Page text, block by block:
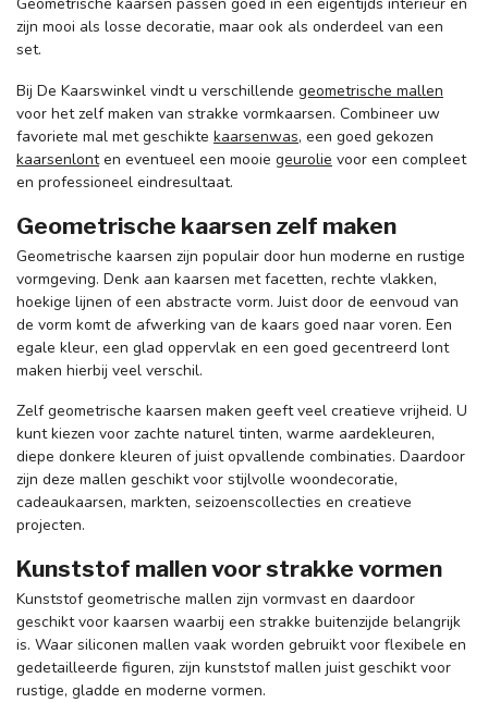
zijn mooi als losse decoratie, maar ook als onderdeel van een
set.
Bij De Kaarswinkel vindt u verschillende geometrische mallen
voor het zelf maken van strakke vormkaarsen. Combineer uw
favoriete mal met geschikte kaarsenwas, een goed gekozen
kaarsenlonten eventueel een mooie geurolie voor een compleet
en professioneel eindresultaat.
Geometrische kaarsen zelf maken
Geometrische kaarsen zijn populair door hun moderne en rustige
vormgeving. Denk aan kaarsen met facetten, rechte vlakken,
hoekige lijnen of een abstracte vorm. Juist door de eenvoud van
de vorm komt de afwerking van de kaars goed naar voren. Een
egale kleur, een glad oppervlak en een goed gecentreerd lont
maken hierbij veel verschil.
Zelf geometrische kaarsen maken geeft veel creatieve vrijheid. U
kunt kiezen voor zachte naturel tinten, warme aardekleuren,
diepe donkere kleuren of juist opvallende combinaties. Daardoor
zijn deze mallen geschikt voor stijlvolle woondecoratie,
cadeaukaarsen, markten, seizoenscollecties en creatieve
projecten.
Kunststof mallen voor strakke vormen
Kunststof geometrische mallen zijn vormvast en daardoor
geschikt voor kaarsen waarbij een strakke buitenzijde belangrijk
is. Waar siliconen mallen vaak worden gebruikt voor flexibele en
gedetailleerde figuren, zijn kunststof mallen juist geschikt voor
rustige, gladde en moderne vormen.